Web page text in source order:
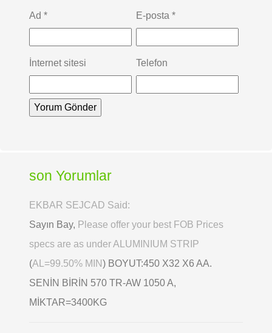
Ad * E-posta *
İnternet sitesi Telefon
son Yorumlar
EKBAR SEJCAD Said:
Sayın Bay, Please offer your best FOB Prices
specs are as under ALUMINIUM STRIP
(AL=99.50% MIN) BOYUT:450 X32 X6 AA.
SENİN BİRİN 570 TR-AW 1050 A,
MİKTAR=3400KG